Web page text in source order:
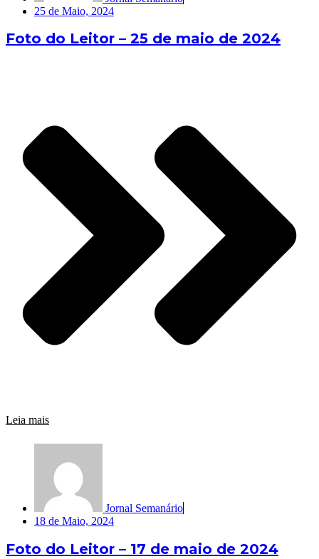
25 de Maio, 2024
Foto do Leitor – 25 de maio de 2024
Leia mais
Jornal Semanário
18 de Maio, 2024
Foto do Leitor – 17 de maio de 2024